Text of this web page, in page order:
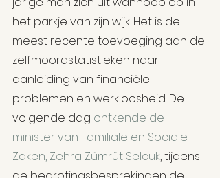
het parkje van zijn wijk. Het is de
meest recente toevoeging aan de
zelfmoordstatistieken naar
aanleiding van financiële
problemen en werkloosheid. De
volgende dag ontkende de
minister van Familiale en Sociale
Zaken, Zehra Zümrüt Selcuk, tijdens